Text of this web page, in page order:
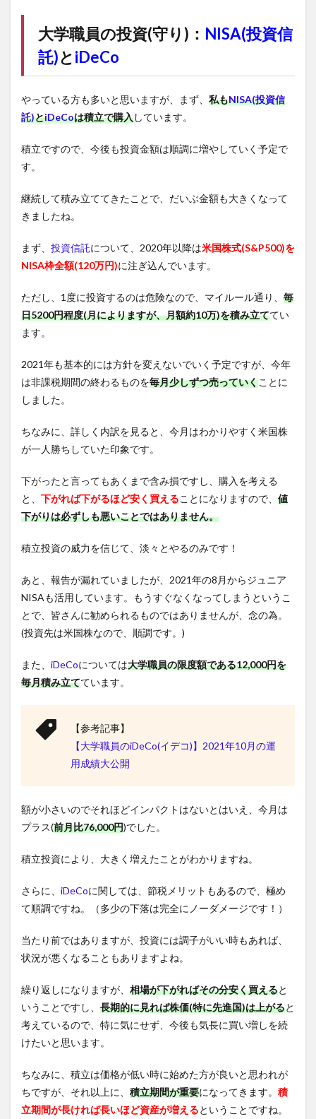
大学職員の投資(守り)： NISA(投資信
託)とiDeCo
やっている方も多いと思いますが、まず、 私もNISA(投資信
託)とiDeCoは積立で購入しています。
積立ですので、今後も投資金額は順調に増やしていく予定で
す。
継続して積み立ててきたことで、だいぶ金額も大きくなって
きましたね。
まず、 投資信託について、2020年以降は米国株式(S&P500)を
NISA枠全額(120万円)に注ぎ込んでいます。
ただし、1度に投資するのは危険なので、マイルール通り、 毎
日5200円程度(月によりますが、月額約10万)を積み立ててい
ます。
2021年も基本的には方針を変えないでいく予定ですが、今年
は非課税期間の終わるものを毎月少しずつ売っていくことに
しました。
ちなみに、詳しく内訳を見ると、今月はわかりやすく米国株
が一人勝ちしていた印象です。
下がったと言ってもあくまで含み損ですし、購入を考える
と、 下がれば下がるほど安く買えることになりますので、 値
下がりは必ずしも悪いことではありません。
積立投資の威力を信じて、淡々とやるのみです！
あと、報告が漏れていましたが、2021年の8月からジュニア
NISAも活用しています。もうすぐなくなってしまうというこ
とで、皆さんに勧められるものではありませんが、念の為。
(投資先は米国株なので、順調です。)
また、 iDeCoについては大学職員の限度額である12,000円を
毎月積み立てています。
【参考記事】
【大学職員のiDeCo(イデコ)】2021年10月の運
用成績大公開
額が小さいのでそれほどインパクトはないとはいえ、今月は
プラス(前月比76,000円)でした。
積立投資により、大きく増えたことがわかりますね。
さらに、 iDeCoに関しては、節税メリットもあるので、極め
て順調ですね。（多少の下落は完全にノーダメージです！）
当たり前ではありますが、投資には調子がいい時もあれば、
状況が悪くなることもありますよね。
繰り返しになりますが、 相場が下がればその分安く買えると
いうことですし、 長期的に見れば株価(特に先進国)は上がると
考えているので、特に気にせず、今後も気長に買い増しを続
けたいと思います。
ちなみに、積立は価格が低い時に始めた方が良いと思われが
ちですが、それ以上に、 積立期間が重要になってきます。 積
立期間が長ければ長いほど資産が増えるということですね。